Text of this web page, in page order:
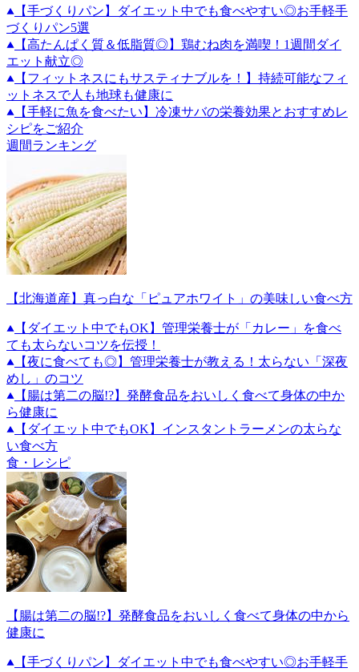
【手づくりパン】ダイエット中でも食べやすい◎お手軽手
づくりパン5選
【高たんぱく質＆低脂質◎】鶏むね肉を満喫！1週間ダイ
エット献立◎
【フィットネスにもサスティナブルを！】持続可能なフィ
ットネスで人も地球も健康に
【手軽に魚を食べたい】冷凍サバの栄養効果とおすすめレ
シピをご紹介
週間ランキング
【北海道産】真っ白な「ピュアホワイト」の美味しい食べ方
【ダイエット中でもOK】管理栄養士が「カレー」を食べ
ても太らないコツを伝授！
【夜に食べても◎】管理栄養士が教える！太らない「深夜
めし」のコツ
【腸は第二の脳!?】発酵食品をおいしく食べて身体の中か
ら健康に
【ダイエット中でもOK】インスタントラーメンの太らな
い食べ方
食・レシピ
【腸は第二の脳!?】発酵食品をおいしく食べて身体の中から
健康に
【手づくりパン】ダイエット中でも食べやすい◎お手軽手